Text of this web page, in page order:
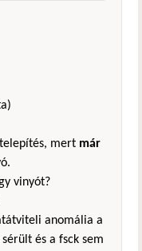
mert már
vinyót?
anomália a
és a fsck sem